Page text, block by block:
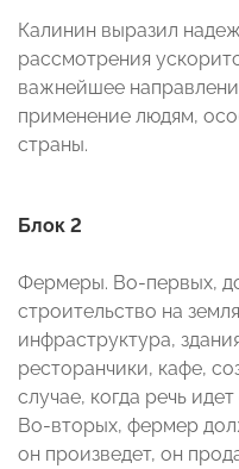
Калинин выразил
рассмотрения
важнейшее
применение людям,
страны.
Блок 2
Фермеры. Во-первых,
строительство на
инфраструктура,
ресторанчики, кафе,
случае, когда речь
Во-вторых, фермер
он произведет, он